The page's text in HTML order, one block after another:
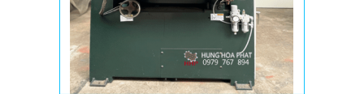
Dựa vào số lượng trục: chà nhám thùng 1 trục, 2 trục, 3
Dựa vào đường kính trục+ công suất máy: nhám thùng